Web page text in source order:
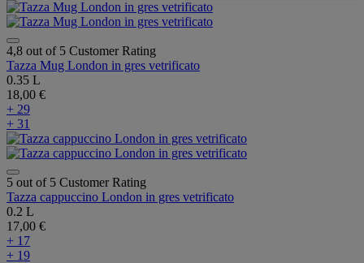
4,8 out of 5 Customer Rating
Tazza Mug London in gres vetrificato
0.35 L
18,00 €
+ 29
+ 31
5 out of 5 Customer Rating
Tazza cappuccino London in gres vetrificato
0.2 L
17,00 €
+ 17
+ 19